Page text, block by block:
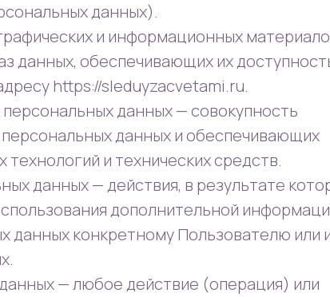
данных).
и информационных
данных, обеспечивающих их
https://sleduyzacvetami.ru.
данных — совокупность
данных и обеспечивающих
и технических средств.
данных — действия, в результате
дополнительной
данных конкретному Пользователю или
— любое действие (операция) или